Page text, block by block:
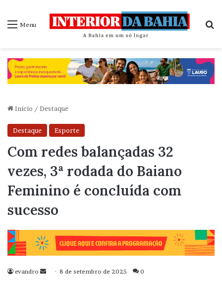
Menu
Início / Destaque
Destaque Esporte
Com redes balançadas 32
vezes, 3ª rodada do Baiano
Feminino é concluída com
sucesso
evandro
Mande8 de setembro de 2025 0